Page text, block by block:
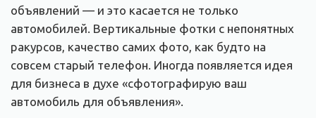
объявлений — и это касается не только
автомобилей. Вертикальные фотки с непонятных
ракурсов, качество самих фото, как будто на
совсем старый телефон. Иногда появляется идея
для бизнеса в духе «сфотографирую ваш
автомобиль для объявления».